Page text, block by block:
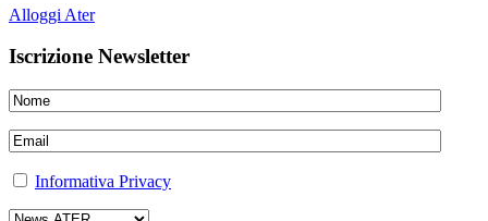
Alloggi Ater
Iscrizione Newsletter
Informativa Privacy